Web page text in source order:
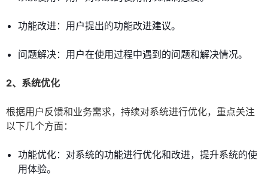
功能改进：用户提出的功能改进建议。
问题解决：用户在使用过程中遇到的问题和解决情况。
2、系统优化
根据用户反馈和业务需求，持续对系统进行优化，重点关注
以下几个方面：
功能优化：对系统的功能进行优化和改进，提升系统的使
用体验。